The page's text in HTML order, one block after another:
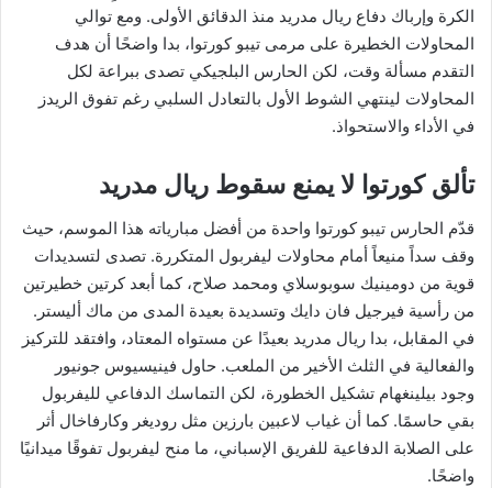
الكرة وإرباك دفاع ريال مدريد منذ الدقائق الأولى. ومع توالي
المحاولات الخطيرة على مرمى تيبو كورتوا، بدا واضحًا أن هدف
التقدم مسألة وقت، لكن الحارس البلجيكي تصدى ببراعة لكل
المحاولات لينتهي الشوط الأول بالتعادل السلبي رغم تفوق الريدز
في الأداء والاستحواذ.
تألق كورتوا لا يمنع سقوط ريال مدريد
قدّم الحارس تيبو كورتوا واحدة من أفضل مبارياته هذا الموسم، حيث
وقف سداً منيعاً أمام محاولات ليفربول المتكررة. تصدى لتسديدات
قوية من دومينيك سوبوسلاي ومحمد صلاح، كما أبعد كرتين خطيرتين
من رأسية فيرجيل فان دايك وتسديدة بعيدة المدى من ماك أليستر.
في المقابل، بدا ريال مدريد بعيدًا عن مستواه المعتاد، وافتقد للتركيز
والفعالية في الثلث الأخير من الملعب. حاول فينيسيوس جونيور
وجود بيلينغهام تشكيل الخطورة، لكن التماسك الدفاعي لليفربول
بقي حاسمًا. كما أن غياب لاعبين بارزين مثل روديغر وكارفاخال أثر
على الصلابة الدفاعية للفريق الإسباني، ما منح ليفربول تفوقًا ميدانيًا
واضحًا.